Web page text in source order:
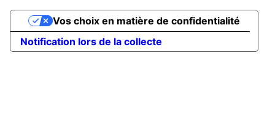
Notification lors de la collecte
Vos choix en matière de confidentialité